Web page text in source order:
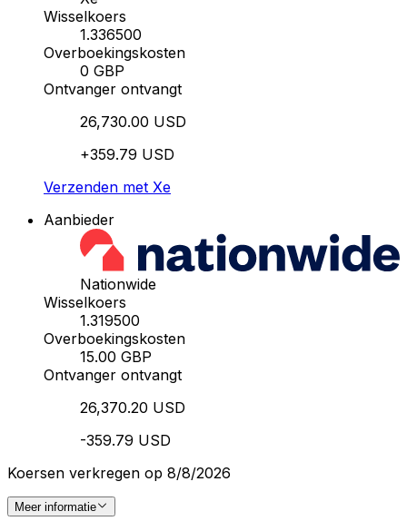
Wisselkoers
1.336500
Overboekingskosten
0 GBP
Ontvanger ontvangt
26,730.00 USD
+359.79 USD
Verzenden met Xe
Aanbieder
Nationwide
Wisselkoers
1.319500
Overboekingskosten
15.00 GBP
Ontvanger ontvangt
26,370.20 USD
-359.79 USD
Koersen verkregen op 8/8/2026
Meer informatie